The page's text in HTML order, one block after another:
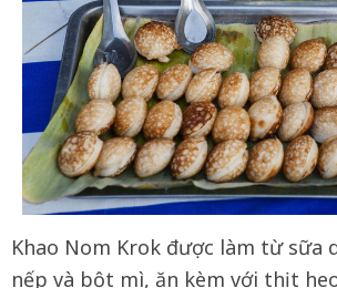
Khao Nom Krok được làm từ sữa
nếp và bột mì, ăn kèm với thịt